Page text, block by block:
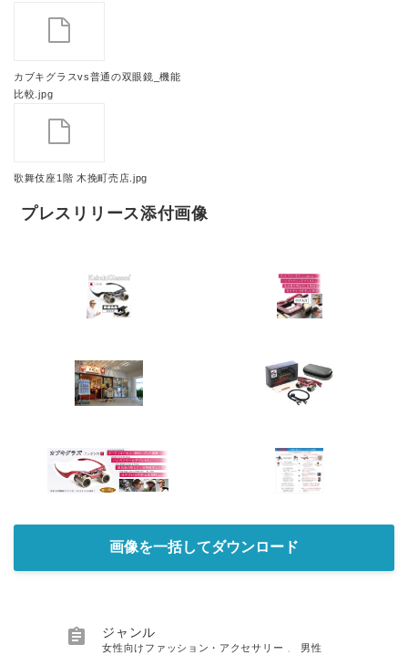
カブキグラスvs普通の双眼鏡_機能
比較.jpg
歌舞伎座1階 木挽町売店.jpg
プレスリリース添付画像
画像を一括してダウンロード
 ジャンル
女性向けファッション・アクセサリー
男性